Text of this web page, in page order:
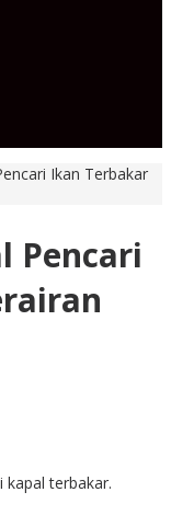
Ikan Terbakar
Pencari
kapal terbakar.